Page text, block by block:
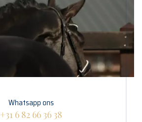
Whatsapp ons
+31 6 82 66 36 38